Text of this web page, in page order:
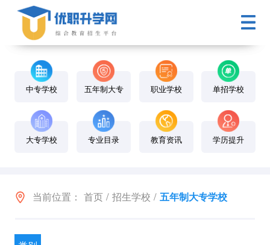
中专学校 五年制大专 职业学校 单招学校
大专学校 专业目录 教育资讯 学历提升
当前位置： 首页/ 招生学校 / 五年制大专学校